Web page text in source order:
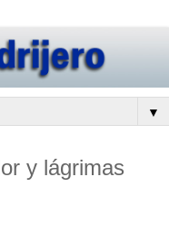
▼
y lágrimas